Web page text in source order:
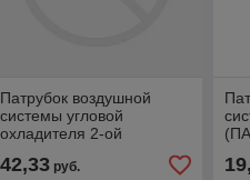
Патрубок воздушной
системы угловой
охладителя 2-ой
(ПАЗ-32053-07,4234) ПАЗ
3205-07-1109150
42,33руб.